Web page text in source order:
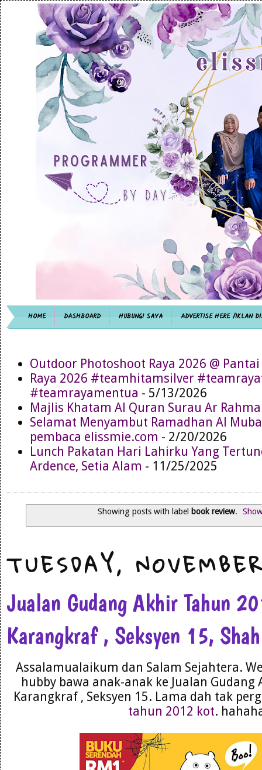
HOME DASHBOARD HUBUNGI SAYA ADVERTISE HERE /IKLAN
Outdoor Photoshoot Raya 2026 @ Pantai
Raya 2026 #teamhitamsilver
#teamrayamentua - 5/13/2026
Majlis Khatam Al Quran Surau Ar
Selamat Menyambut Ramadhan Al
pembaca elissmie.com - 2/20/2026
Lunch Pakatan Hari Lahirku Yang
Ardence, Setia Alam - 11/25/2025
Showing posts with label book review.
TUESDAY,
Jualan Gudang Akhir Tahun
Karangkraf , Seksyen 15,
Assalamualaikum dan Salam Sejahtera.
hubby bawa anak-anak ke Jualan Gudang
Karangkraf , Seksyen 15. Lama dah tak
tahun 2012 kot.